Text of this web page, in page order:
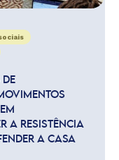
DE
A RESISTÊNCIA
A CASA